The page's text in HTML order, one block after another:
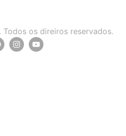
os direiros reservados.